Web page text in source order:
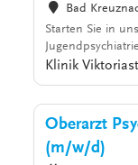
Bad
Starten Sie in
Klinik
Oberarzt
(m/w/d)